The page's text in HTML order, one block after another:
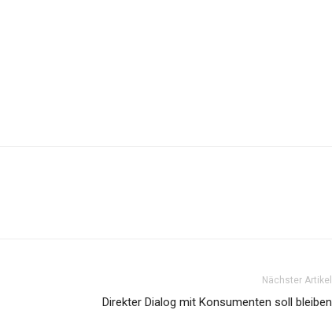
Nächster Artikel
Direkter Dialog mit Konsumenten soll bleiben